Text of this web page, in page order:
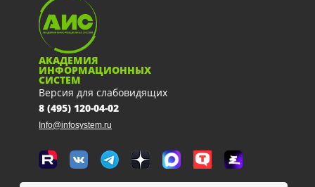
АКАДЕМИЯ
ИНФОРМАЦИОННЫХ
СИСТЕМ
Версия для слабовидящих
8 (495) 120-04-02
Info@infosystem.ru